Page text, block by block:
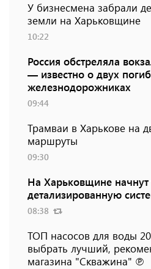
У бизнесмена забрали
земли на Харьковщине
10:22
Россия обстреляла
— известно о двух
железнодорожниках
09:44
Трамваи в Харькове на
маршруты
09:30
На Харьковщине начнут
детализированную
08:38
ТОП насосов для воды
выбрать лучший,
магазина "Скважина" ℗